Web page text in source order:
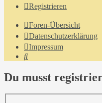
Registrieren
Foren-Übersicht
Datenschutzerklärung
Impressum
Suche
Du musst